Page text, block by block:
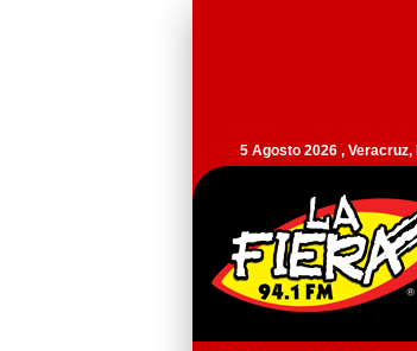
5 Agosto 2026 , Veracruz,